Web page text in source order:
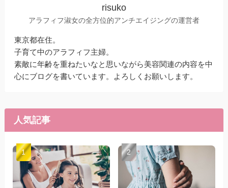
risuko
アラフィフ淑女の全方位的アンチエイジングの運営者
東京都在住。
子育て中のアラフィフ主婦。
素敵に年齢を重ねたいなと思いながら美容関連の内容を中
心にブログを書いています。よろしくお願いします。
人気記事